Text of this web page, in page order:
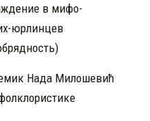
в мифо-
юрлинцев
Нада Милошевић